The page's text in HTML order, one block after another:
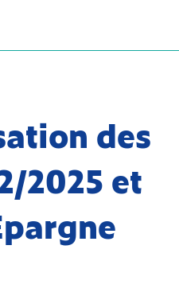
des
2025 et